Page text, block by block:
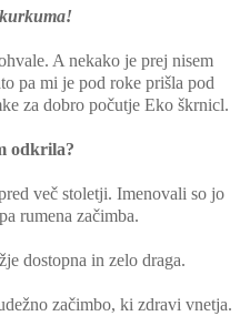
A nekako je prej nisem
pa mi je pod roke prišla pod
za dobro počutje Eko škrnicl.
odkrila?
več stoletji. Imenovali so jo
rumena začimba.
dostopna in zelo draga.
začimbo, ki zdravi vnetja.